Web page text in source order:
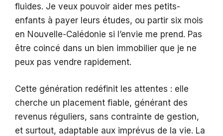
fluides. Je veux pouvoir aider mes petits-
enfants à payer leurs études, ou partir six mois
en Nouvelle-Calédonie si l’envie me prend. Pas
être coincé dans un bien immobilier que je ne
peux pas vendre rapidement.
Cette génération redéfinit les attentes : elle
cherche un placement fiable, générant des
revenus réguliers, sans contrainte de gestion,
et surtout, adaptable aux imprévus de la vie. La